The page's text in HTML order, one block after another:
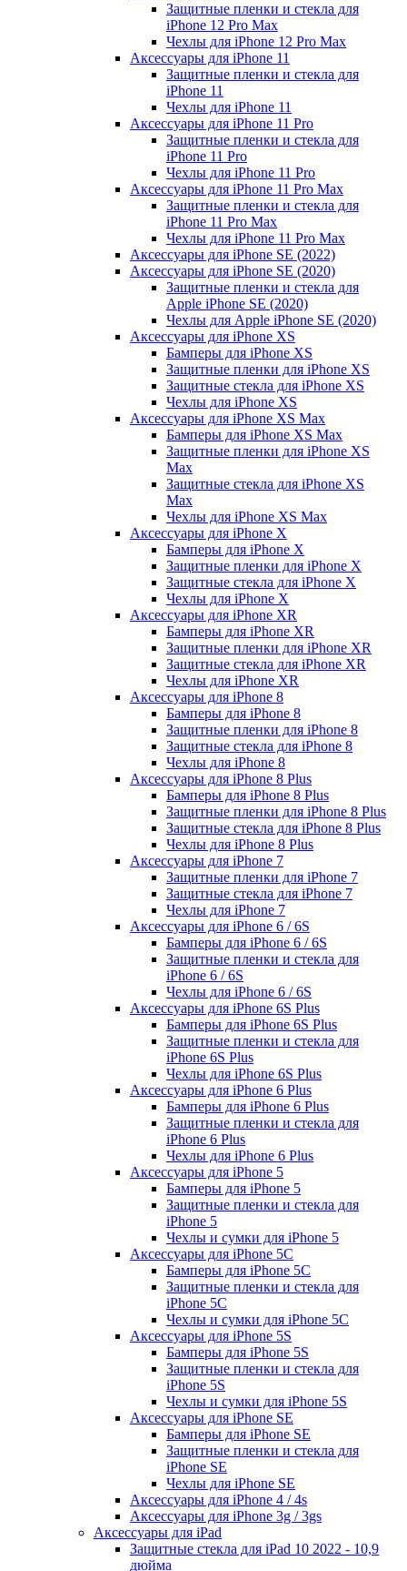
Защитные пленки и стекла для
iPhone 12 Pro Max
Чехлы для iPhone 12 Pro Max
Аксессуары для iPhone 11
Защитные пленки и стекла для
iPhone 11
Чехлы для iPhone 11
Аксессуары для iPhone 11 Pro
Защитные пленки и стекла для
iPhone 11 Pro
Чехлы для iPhone 11 Pro
Аксессуары для iPhone 11 Pro Max
Защитные пленки и стекла для
iPhone 11 Pro Max
Чехлы для iPhone 11 Pro Max
Аксессуары для iPhone SE (2022)
Аксессуары для iPhone SE (2020)
Защитные пленки и стекла для
Apple iPhone SE (2020)
Чехлы для Apple iPhone SE (2020)
Аксессуары для iPhone ХS
Бамперы для iPhone ХS
Защитные пленки для iPhone ХS
Защитные стекла для iPhone ХS
Чехлы для iPhone ХS
Аксессуары для iPhone ХS Max
Бамперы для iPhone XS Max
Защитные пленки для iPhone XS
Max
Защитные стекла для iPhone XS
Max
Чехлы для iPhone XS Max
Аксессуары для iPhone X
Бамперы для iPhone X
Защитные пленки для iPhone X
Защитные стекла для iPhone X
Чехлы для iPhone X
Аксессуары для iPhone XR
Бамперы для iPhone XR
Защитные пленки для iPhone XR
Защитные стекла для iPhone XR
Чехлы для iPhone XR
Аксессуары для iPhone 8
Бамперы для iPhone 8
Защитные пленки для iPhone 8
Защитные стекла для iPhone 8
Чехлы для iPhone 8
Аксессуары для iPhone 8 Plus
Бамперы для iPhone 8 Plus
Защитные пленки для iPhone 8 Plus
Защитные стекла для iPhone 8 Plus
Чехлы для iPhone 8 Plus
Аксессуары для iPhone 7
Защитные пленки для iPhone 7
Защитные стекла для iPhone 7
Чехлы для iPhone 7
Аксессуары для iPhone 6 / 6S
Бамперы для iPhone 6 / 6S
Защитные пленки и стекла для
iPhone 6 / 6S
Чехлы для iPhone 6 / 6S
Аксессуары для iPhone 6S Plus
Бамперы для iPhone 6S Plus
Защитные пленки и стекла для
iPhone 6S Plus
Чехлы для iPhone 6S Plus
Аксессуары для iPhone 6 Plus
Бамперы для iPhone 6 Plus
Защитные пленки и стекла для
iPhone 6 Plus
Чехлы для iPhone 6 Plus
Аксессуары для iPhone 5
Бамперы для iPhone 5
Защитные пленки и стекла для
iPhone 5
Чехлы и сумки для iPhone 5
Аксессуары для iPhone 5C
Бамперы для iPhone 5C
Защитные пленки и стекла для
iPhone 5C
Чехлы и сумки для iPhone 5C
Аксессуары для iPhone 5S
Бамперы для iPhone 5S
Защитные пленки и стекла для
iPhone 5S
Чехлы и сумки для iPhone 5S
Аксессуары для iPhone SE
Бамперы для iPhone SE
Защитные пленки и стекла для
iPhone SE
Чехлы для iPhone SE
Аксессуары для iPhone 4 / 4s
Аксессуары для iPhone 3g / 3gs
Аксессуары для iPad
Защитные стекла для iPad 10 2022 - 10,9
дюйма